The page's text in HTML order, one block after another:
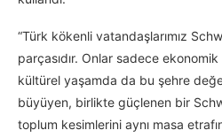
“Türk kökenli vatandaşlarımız
parçasıdır. Onlar sadece
kültürel yaşamda da bu şehre
büyüyen, birlikte güçlenen bir
toplum kesimlerini aynı masa